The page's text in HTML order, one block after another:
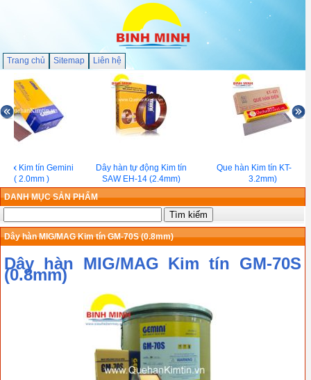
Trang chủ Sitemap Liên hệ
Kim tín Gemini
2.0mm )
Dây hàn tự động Kim tín
SAW EH-14 (2.4mm)
Que hàn Kim tín KT-421(
3.2mm)
DANH MỤC SẢN PHẨM
Dây hàn MIG/MAG Kim tín GM-70S (0.8mm)
Dây hàn MIG/MAG Kim tín GM-70S
(0.8mm)